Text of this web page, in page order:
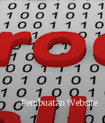
Pembuatan Website